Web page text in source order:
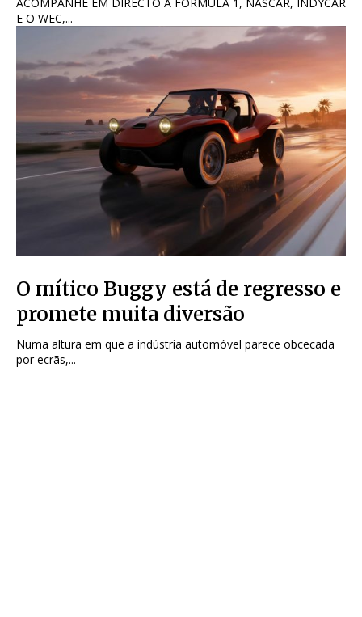
E O WEC,...
O mítico Buggy está de regresso e
promete muita diversão
Numa altura em que a indústria automóvel parece obcecada
por ecrãs,...